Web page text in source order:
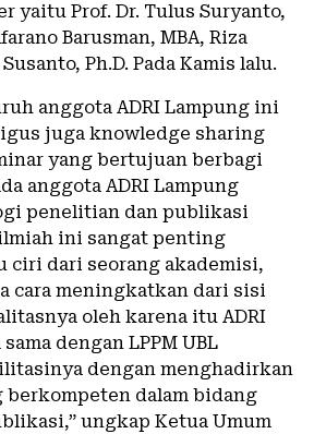
yaitu Prof. Dr. Tulus Suryanto,
Barusman, MBA, Riza
Ph.D. Pada Kamis lalu.
anggota ADRI Lampung ini
juga knowledge sharing
yang bertujuan berbagi
anggota ADRI Lampung
penelitian dan publikasi
ini sangat penting
ciri dari seorang akademisi,
cara meningkatkan dari sisi
oleh karena itu ADRI
dengan LPPM UBL
dengan menghadirkan
berkompeten dalam bidang
ungkap Ketua Umum